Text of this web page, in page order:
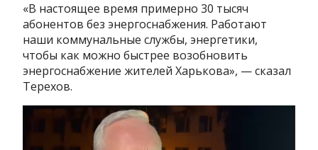
«В настоящее время примерно 30 тысяч
абонентов без энергоснабжения. Работают
наши коммунальные службы, энергетики,
чтобы как можно быстрее возобновить
энергоснабжение жителей Харькова», — сказал
Терехов.
Видеоплеер